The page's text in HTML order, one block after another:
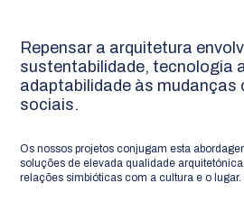
Repensar a arquitetura
sustentabilidade, tecnologia
adaptabilidade às mudanças
sociais.
Os nossos projetos conjugam esta
soluções de elevada qualidade
relações simbióticas com a cultura e o lugar.